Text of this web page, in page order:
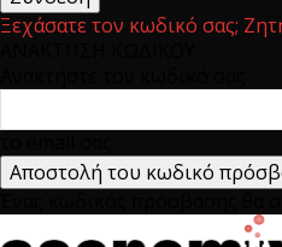
Ξεχάσατε τον κωδικό σας;